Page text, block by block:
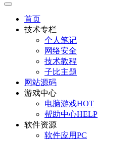
首页
技术专栏
个人笔记
网络安全
技术教程
子比主题
网站源码
游戏中心
电脑游戏HOT
帮助中心HELP
软件资源
软件应用PC